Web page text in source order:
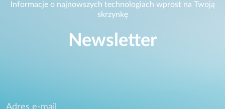
Informacje o najnowszych technologiach wprost na Twoją
skrzynkę
Newsletter